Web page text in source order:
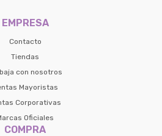
EMPRESA
Contacto
Tiendas
con nosotros
Mayoristas
Corporativas
Oficiales
COMPRA
Año
al inicio
Pago Después como metodo